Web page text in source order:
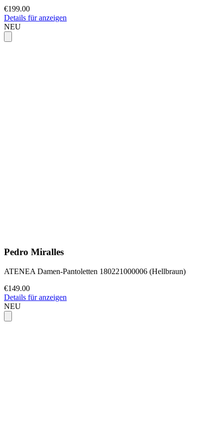
€199.00
Details für anzeigen
NEU
Pedro Miralles
ATENEA Damen-Pantoletten 180221000006 (Hellbraun)
€149.00
Details für anzeigen
NEU